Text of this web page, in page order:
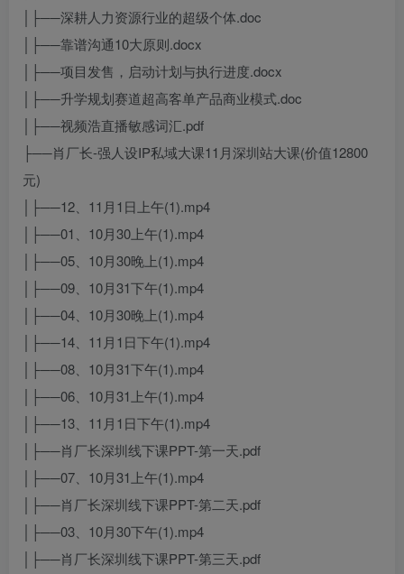
│├──深耕人力资源行业的超级个体.doc
│├──靠谱沟通10大原则.docx
│├──项目发售，启动计划与执行进度.docx
│├──升学规划赛道超高客单产品商业模式.doc
│├──视频浩直播敏感词汇.pdf
├──肖厂长-强人设IP私域大课11月深圳站大课(价值12800
元)
│├──12、11月1日上午(1).mp4
│├──01、10月30上午(1).mp4
│├──05、10月30晚上(1).mp4
│├──09、10月31下午(1).mp4
│├──04、10月30晚上(1).mp4
│├──14、11月1日下午(1).mp4
│├──08、10月31下午(1).mp4
│├──06、10月31上午(1).mp4
│├──13、11月1日下午(1).mp4
│├──肖厂长深圳线下课PPT-第一天.pdf
│├──07、10月31上午(1).mp4
│├──肖厂长深圳线下课PPT-第二天.pdf
│├──03、10月30下午(1).mp4
│├──肖厂长深圳线下课PPT-第三天.pdf